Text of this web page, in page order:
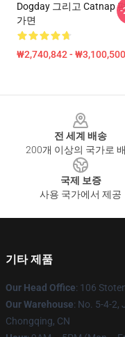
Dogday 그리고 Catnap
가면
₩2,740,842 - ₩3,100,500
-
전 세계 배송
200개 이상의 국가로
국제 보증
사용 국가에서 제공
기타 제품
Our Head Office: 106
Our Warehouse: No. 5-4-2,
Chongqing, CN